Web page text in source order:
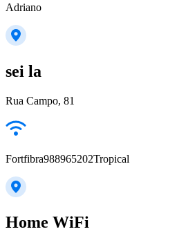
Adriano
sei la
Rua Campo, 81
Fortfibra988965202Tropical
Home WiFi